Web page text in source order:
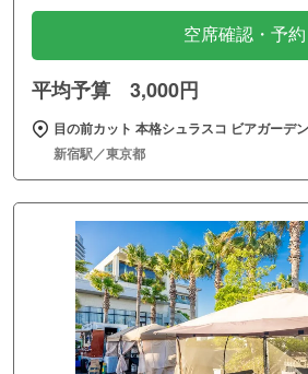
空席確認・予約
平均予算 3,000円
目の前カット 本格シュラスコ ビアガーデ
新宿駅／東京都